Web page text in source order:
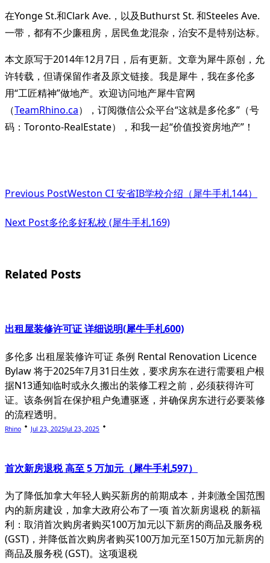
在Yonge St.和Clark Ave.，以及Buthurst St. 和Steeles Ave.
一带，都有不少廉租房，居民鱼龙混杂，治安不是特别达标。
本文原写于2014年12月7日，后有更新。文章为犀牛原创，允
许转载，但请保留作者及原文链接。我是犀牛，我在多伦多
用“工匠精神”做地产。欢迎访问地产犀牛官网
（TeamRhino.ca），订阅微信公众平台“这就是多伦多”（号
码：Toronto-RealEstate），和我一起“价值投资房地产”！
class="nav-
subtitle
reader-
Previous PostWeston CI 安省IB学校介绍（犀牛手札144）
Next Post多伦多好私校 (犀牛手札169)
Related Posts
出租屋装修许可证 详细说明(犀牛手札600)
多伦多 出租屋装修许可证 条例 Rental Renovation Licence
Bylaw 将于2025年7月31日生效，要求房东在进行需要租户根
据N13通知临时或永久搬出的装修工程之前，必须获得许可
证。该条例旨在保护租户免遭驱逐，并确保房东进行必要装修
的流程透明。
Rhino Jul 23, 2025Jul 23, 2025
首次新房退税 高至 5 万加元（犀牛手札597）
为了降低加拿大年轻人购买新房的前期成本，并刺激全国范围
内的新房建设，加拿大政府公布了一项 首次新房退税 的新福
利：取消首次购房者购买100万加元以下新房的商品及服务税
(GST)，并降低首次购房者购买100万加元至150万加元新房的
商品及服务税 (GST)。这项退税